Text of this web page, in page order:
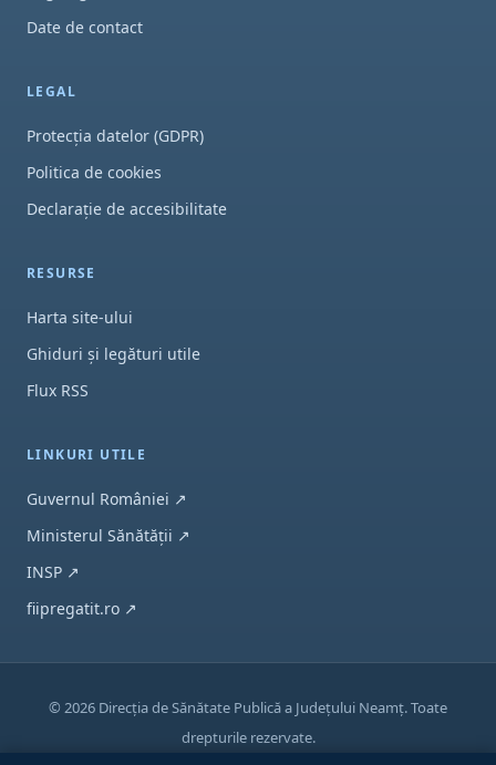
Date de contact
LEGAL
Protecția datelor (GDPR)
Politica de cookies
Declarație de accesibilitate
RESURSE
Harta site-ului
Ghiduri și legături utile
Flux RSS
LINKURI UTILE
Guvernul României ↗
Ministerul Sănătății ↗
INSP ↗
fiipregatit.ro ↗
© 2026 Direcția de Sănătate Publică a Județului Neamț. Toate
drepturile rezervate.